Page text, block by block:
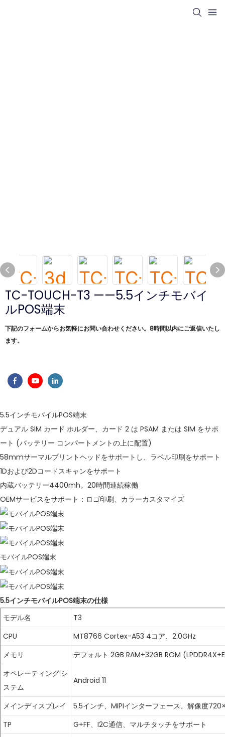
TC-TOUCH-T3 ——5.5インチモバイ
ルPOS端末
下記のフォームからお気軽にお問い合わせください。8時間以内にご返信いたし
ます。
5.5インチモバイルPOS端末
デュアル SIM カード ホルダー、カード 2 は PSAM または SIM をサポ
ート (バッテリー コンパートメントの上に配置)
58mmサーマルプリントヘッドをサポートし、ラベル印刷をサポート
1Dおよび2Dコードスキャンをサポート
内蔵バッテリー4400mh。20時間連続稼働
OEMサービスをサポート：ロゴ印刷、カラーカスタマイズ
モバイルPOS端末
5.5インチモバイルPOS端末の仕様
モデル名
T3
CPU
MT8766 Cortex-A53 4コア、2.0GHz
メモリ
デフォルト 2GB RAM+32GB ROM
オペレーティング·シ
ステム
Android 11
メインディスプレイ
5.5インチ、MIPIインターフェース、解像度
TP
G+FF、I2C通信、マルチタッチをサポート